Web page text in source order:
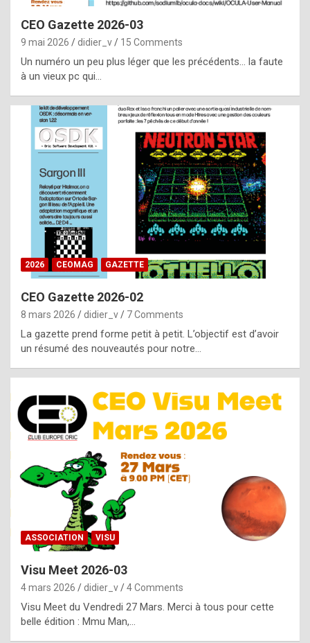
i
e
f
o
m
m
a
y
b
e
b
y
g
e
n
u
i
n
e
R
o
p
l
CEO Gazette 2026-03
9 mai 2026 didier_v 15 Comments
Un numéro un peu plus léger que les précédents… la faute
à un vieux pc qui…
2026 CEOMAG GAZETTE
CEO Gazette 2026-02
8 mars 2026 didier_v 7 Comments
La gazette prend forme petit à petit. L’objectif est d’avoir
un résumé des nouveautés pour notre…
ASSOCIATION VISU
Visu Meet 2026-03
4 mars 2026 didier_v 4 Comments
Visu Meet du Vendredi 27 Mars. Merci à tous pour cette
belle édition : Mmu Man,…